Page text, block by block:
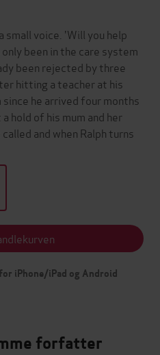
small voice. 'Will you help
been in the care system
been rejected by three
hitting a teacher at his
since he arrived four months
hold of his mum and her
and when Ralph turns
iPhone/iPad og Android
forfatter